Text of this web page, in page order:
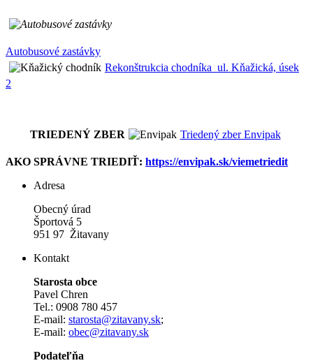
Autobusové zastávky
Rekonštrukcia chodníka_ul. Kňažická, úsek
2
TRIEDENÝ ZBER Triedený zber Envipak
AKO SPRÁVNE TRIEDIŤ: https://envipak.sk/viemetriedit
Adresa
Obecný úrad
Športová 5
951 97 Žitavany
Kontakt
Starosta obce
Pavel Chren
Tel.: 0908 780 457
E-mail: starosta@zitavany.sk;
E-mail: obec@zitavany.sk
Podateľňa